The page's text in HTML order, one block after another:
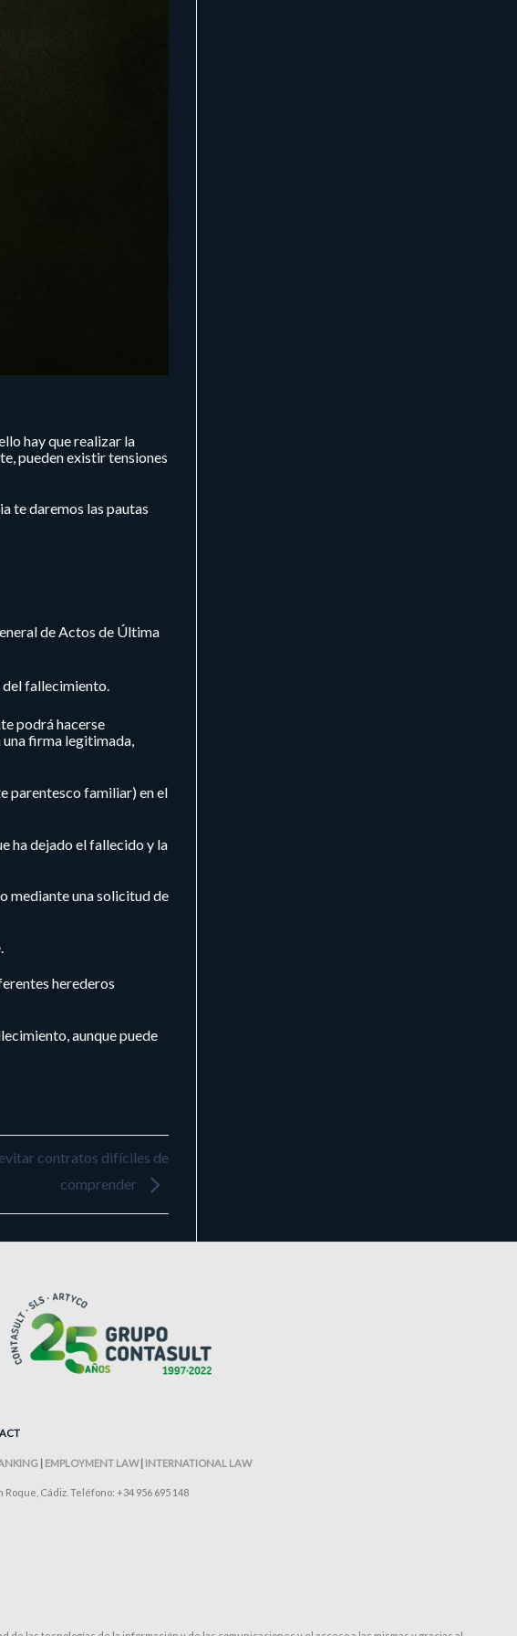
hay que realizar la
pueden existir tensiones
te daremos las pautas
de Actos de Última
del fallecimiento.
podrá hacerse
firma legitimada,
parentesco familiar) en el
ha dejado el fallecido y la
mediante una solicitud de
herederos
aunque puede
contratos difíciles de
comprender
| EMPLOYMENT LAW| INTERNATIONAL LAW
Cádiz. Teléfono: +34 956 695 148